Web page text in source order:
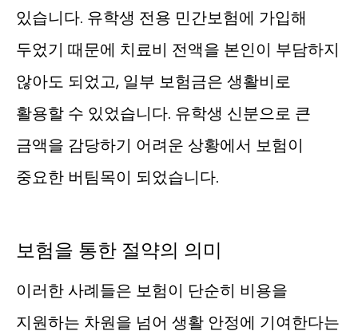
있습니다. 유학생 전용 민간보험에 가입해
두었기 때문에 치료비 전액을 본인이 부담하지
않아도 되었고, 일부 보험금은 생활비로
활용할 수 있었습니다. 유학생 신분으로 큰
금액을 감당하기 어려운 상황에서 보험이
중요한 버팀목이 되었습니다.
보험을 통한 절약의 의미
이러한 사례들은 보험이 단순히 비용을
지원하는 차원을 넘어 생활 안정에 기여한다는